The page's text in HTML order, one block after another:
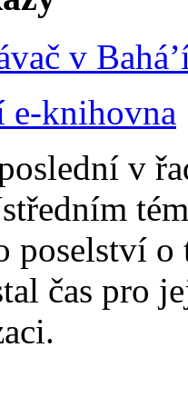
v
e-knihovna
v
poselství
čas pro